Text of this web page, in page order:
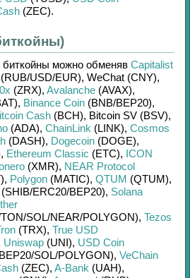
(ZEC).
биткойны можно обменяв Capitalist
(RUB/USD/EUR), WeChat (CNY),
0x (ZRX), Avalanche (AVAX),
, Binance Coin (BNB/BEP20),
Cash (BCH), Bitcoin SV (BSV),
(ADA), ChainLink (LINK), Cosmos
(DASH), Dogecoin (DOGE),
, Ethereum Classic (ETC), ICON
(XMR), NEAR Protocol
, Polygon (MATIC), QTUM (QTUM),
(SHIB/ERC20/BEP20), Solana
TON/SOL/NEAR/POLYGON), Tezos
(TRX), True USD
Uniswap (UNI), USD Coin
BEP20/SOL/POLYGON), VeChain
(ZEC), A-Bank (UAH),